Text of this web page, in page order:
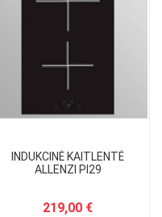
INDUKCINĖ KAITLENTĖ
ALLENZI PI29
219,00 €